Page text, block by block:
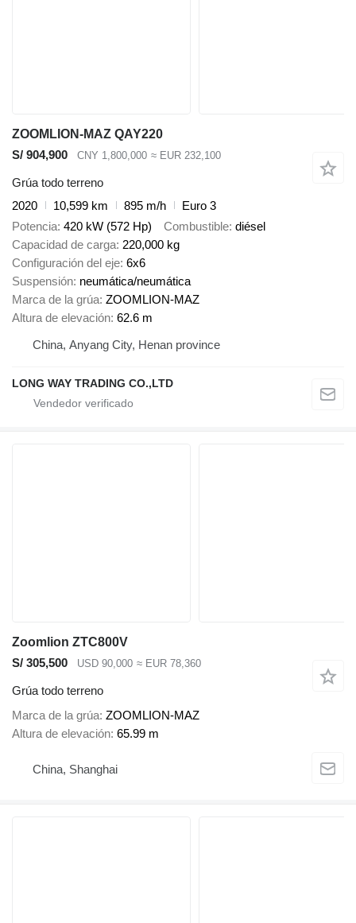
ZOOMLION-MAZ QAY220
S/ 904,900
CNY 1,800,000 ≈ EUR 232,100
Grúa todo terreno
2020
10,599 km 895 m/h
Euro 3
Potencia 420 kW (572 Hp) Combustible diésel
Capacidad de carga 220,000 kg
Configuración del eje 6x6
Suspensión neumática/neumática
Marca de la grúa ZOOMLION-MAZ
Altura de elevación 62.6 m
China, Anyang City, Henan province
LONG WAY TRADING CO.,LTD
Zoomlion ZTC800V
S/ 305,500
USD 90,000 ≈ EUR 78,360
Grúa todo terreno
Marca de la grúa ZOOMLION-MAZ
Altura de elevación 65.99 m
China, Shanghai